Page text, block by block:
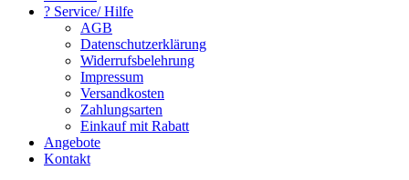
? Service/ Hilfe
AGB
Datenschutzerklärung
Widerrufsbelehrung
Impressum
Versandkosten
Zahlungsarten
Einkauf mit Rabatt
Angebote
Kontakt